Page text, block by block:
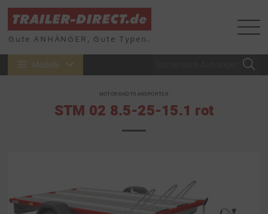
Gute ANHÄNGER, Gute Typen.
Modelle
MOTORRADTRANSPORTER
STM 02 8.5-25-15.1 rot